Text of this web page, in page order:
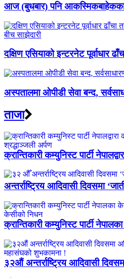
आज (बुधबार) पनि
दक्षिण एसियाको इन्टरनेट पूर्वाधार
अस्पतालमा ओपीडी सेवा बन्द,
ताजा
क्रान्तिकारी कम्युनिस्ट पार्टी
अन्तर्राष्ट्रिय आदिवासी दिवसमा
क्रान्तिकारी कम्युनिस्ट पार्टी
३२औं अन्तर्राष्ट्रिय आदिवासी